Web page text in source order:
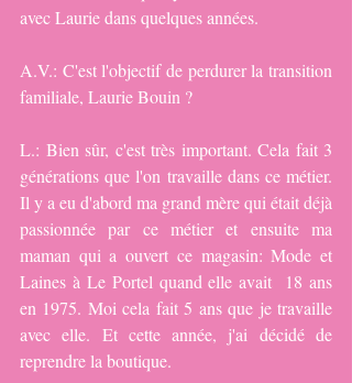
avec Laurie dans quelques années.
A.V.: C'est l'objectif de perdurer la transition
familiale, Laurie Bouin ?
L.: Bien sûr, c'est très important. Cela fait 3
générations que l'on travaille dans ce métier.
Il y a eu d'abord ma grand mère qui était déjà
passionnée par ce métier et ensuite ma
maman qui a ouvert ce magasin: Mode et
Laines à Le Portel quand elle avait  18 ans
en 1975. Moi cela fait 5 ans que je travaille
avec elle. Et cette année, j'ai décidé de
reprendre la boutique.